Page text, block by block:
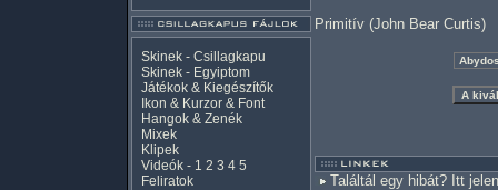
Skinek - Csillagkapu
Skinek - Egyiptom
Játékok & Kiegészítők
Ikon & Kurzor & Font
Hangok & Zenék
Mixek
Klipek
Videók - 1 2 3 4 5
Feliratok
Primitív (John Bear Curtis)
Találtál egy hibát? Itt